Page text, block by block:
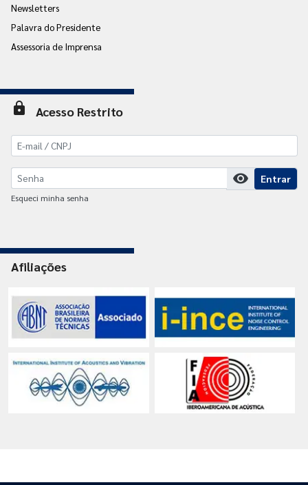
Newsletters
Palavra do Presidente
Assessoria de Imprensa
lock Acesso Restrito
visibility Entrar
Esqueci minha senha
Afiliações